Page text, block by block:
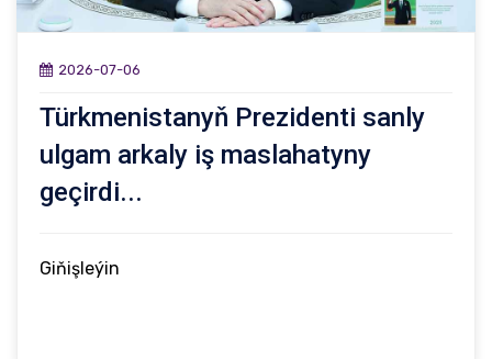
2026-07-06
Türkmenistanyň Prezidenti sanly
ulgam arkaly iş maslahatyny
geçirdi...
Giňişleýin